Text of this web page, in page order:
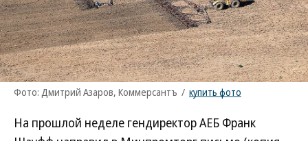
Фото: Дмитрий Азаров, Коммерсантъ / купить фото
На прошлой неделе гендиректор АЕБ Франк